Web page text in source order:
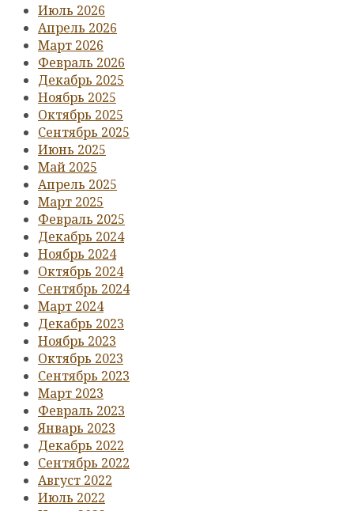
Июль 2026
Апрель 2026
Март 2026
Февраль 2026
Декабрь 2025
Ноябрь 2025
Октябрь 2025
Сентябрь 2025
Июнь 2025
Май 2025
Апрель 2025
Март 2025
Февраль 2025
Декабрь 2024
Ноябрь 2024
Октябрь 2024
Сентябрь 2024
Март 2024
Декабрь 2023
Ноябрь 2023
Октябрь 2023
Сентябрь 2023
Март 2023
Февраль 2023
Январь 2023
Декабрь 2022
Сентябрь 2022
Август 2022
Июль 2022